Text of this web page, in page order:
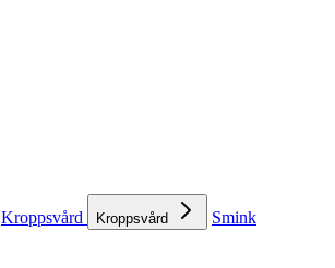
Kroppsvård Kroppsvård Smink